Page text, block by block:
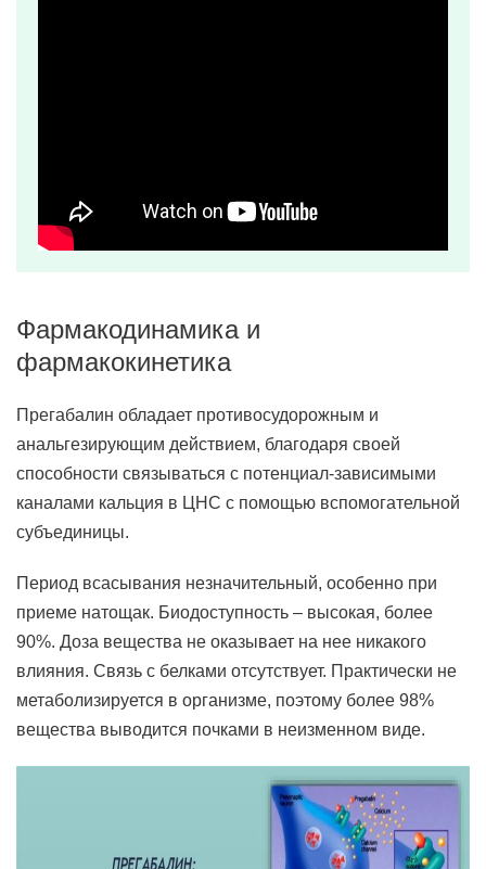
Фармакодинамика и
фармакокинетика
Прегабалин обладает противосудорожным и
анальгезирующим действием, благодаря своей
способности связываться с потенциал-зависимыми
каналами кальция в ЦНС с помощью вспомогательной
субъединицы.
Период всасывания незначительный, особенно при
приеме натощак. Биодоступность – высокая, более
90%. Доза вещества не оказывает на нее никакого
влияния. Связь с белками отсутствует. Практически не
метаболизируется в организме, поэтому более 98%
вещества выводится почками в неизменном виде.